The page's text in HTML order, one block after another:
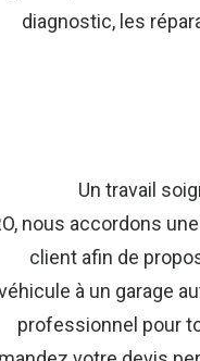
diagnostic, les
Un travail
nous accordons
client afin de
à un garage
professionnel pour